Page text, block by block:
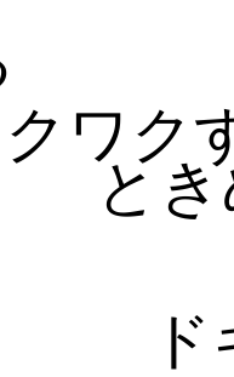
ワク
とき